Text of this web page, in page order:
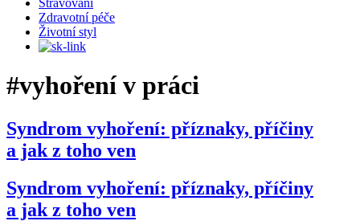
Stravování
Zdravotní péče
Životní styl
#vyhoření v práci
Syndrom vyhoření: příznaky, příčiny
a jak z toho ven
Syndrom vyhoření: příznaky, příčiny
a jak z toho ven